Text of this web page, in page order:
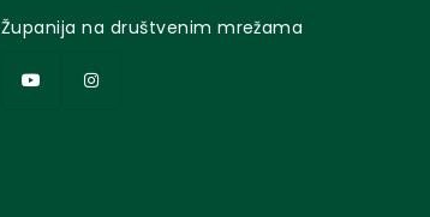
Županija na društvenim mrežama